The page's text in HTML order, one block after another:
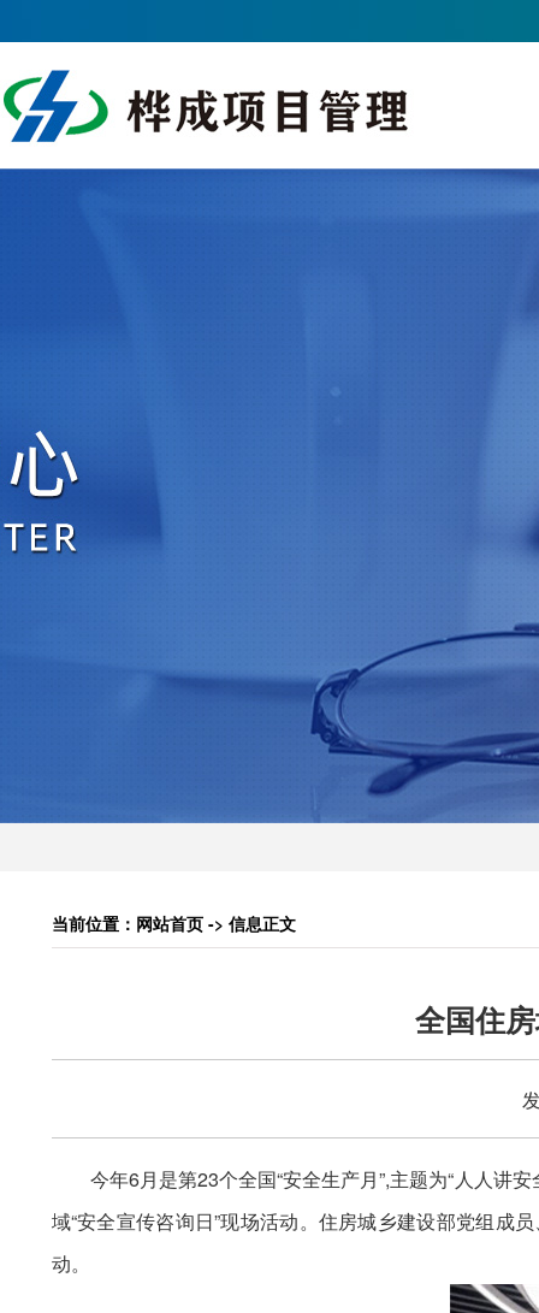
当前位置：网站首页 -> 信息正文
全国住
今年6月是第23个全国“安全生产月”,主题为“人人
域“安全宣传咨询日”现场活动。住房城乡建设部党组成
动。